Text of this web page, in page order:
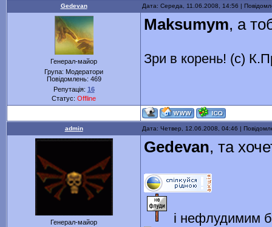
Gedevan Дата: Середа, 11.06.2008, 14:56 |
Генерал-майор
Група: Модератори
Повідомлень: 469
Репутація: 16
Статус: Offline
Maksumym, а
Зри в корень! (с)
admin Дата: Четвер, 12.06.2008, 04:46 |
Генерал-майор
Gedevan, та
і нефлудимим